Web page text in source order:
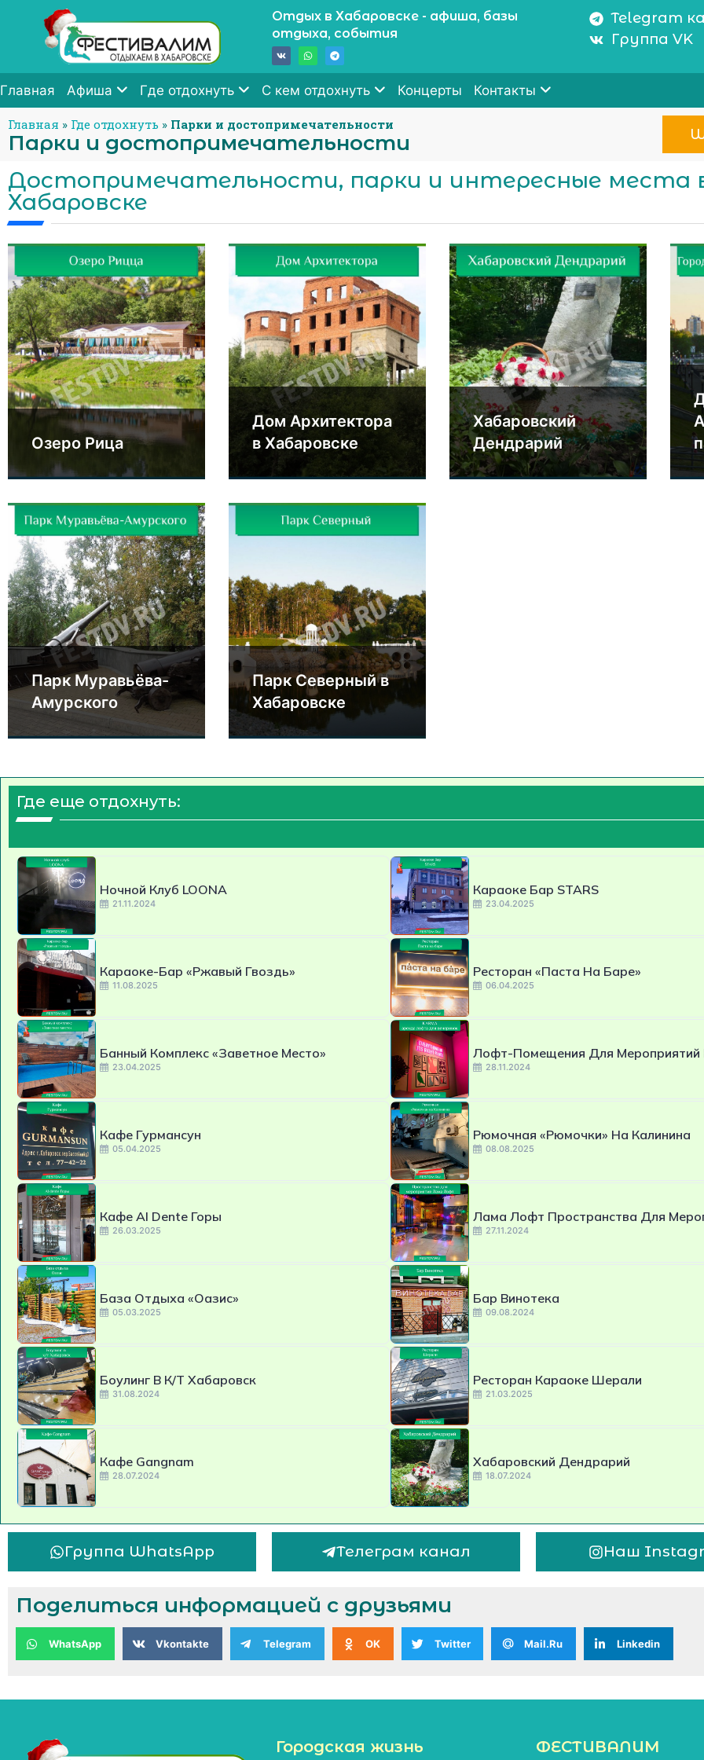
Отдых в Хабаровске - афиша, базы
отдыха, события
Telegram
Группа VK
Главная Афиша Где отдохнуть С кем отдохнуть Концерты Контакты
Главная » Где отдохнуть » Парки и достопримечательности
Парки и достопримечательности
Достопримечательности, парки и интересные места
Хабаровске
Озеро Рица
Дом Архитектора
в Хабаровске
Хабаровский
Дендрарий
Парк Муравьёва-
Амурского
Парк Северный в
Хабаровске
Где еще отдохнуть:
Ночной Клуб LOONA
21.11.2024
Караоке Бар STARS
23.04.2025
Караоке-Бар «Ржавый Гвоздь»
11.08.2025
Ресторан «Паста На Баре»
06.04.2025
Банный Комплекс «Заветное Место»
23.04.2025
Лофт-Помещения Для Мероприятий
28.11.2024
Кафе Гурмансун
05.04.2025
Рюмочная «Рюмочки» На Калинина
08.08.2025
Кафе Al Dente Горы
26.03.2025
Лама Лофт Пространства Для
27.11.2024
База Отдыха «Оазис»
05.03.2025
Бар Винотека
09.08.2024
Боулинг В К/т Хабаровск
31.08.2024
Ресторан Караоке Шерали
21.03.2025
Кафе Gangnam
28.07.2024
Хабаровский Дендрарий
18.07.2024
Группа WhatsApp Телеграм канал Наш
Поделиться информацией с друзьями
WhatsApp Vkontakte Telegram OK Twitter Mail.Ru Linkedin
Городская жизнь ФЕСТИВАЛИМ